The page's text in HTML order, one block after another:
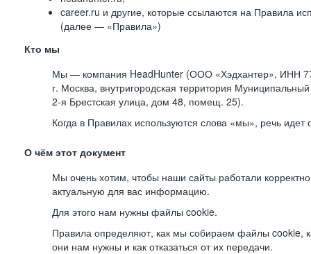
career.ru и другие, которые ссылаются на Правила
(далее — «Правила»)
Кто мы
Мы — компания HeadHunter (ООО «Хэдхантер», ИНН
г. Москва, внутригородская территория Муниципальный
2-я Брестская улица, дом 48, помещ. 25).
Когда в Правилах используются слова «мы», речь
О чём этот документ
Мы очень хотим, чтобы наши сайты работали
актуальную для вас информацию.
Для этого нам нужны файлы cookie.
Правила определяют, как мы собираем файлы cookie,
они нам нужны и как отказаться от их передачи.